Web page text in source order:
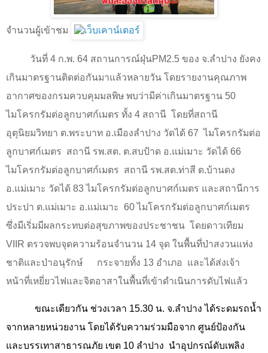
จำนวนผู้เข้าชม
วันที่ 4 ก.พ. 64 สถานการณ์ฝุ่นPM2.5 ของ จ.ลำปาง ยังคง
เกินมาตรฐานติดต่อกันมาแล้วหลายวัน โดยรายงานคุณภาพ
อากาศของกรมควบคุมมลพิษ พบว่ามีค่าเกินมาตรฐาน 50
ไมโครกรัมต่อลูกบาศก์เมตร ทั้ง 4 สถานี โดยที่สถานี
อุตุนิยมวิทยา ต.พระบาท อ.เมืองลำปาง วัดได้ 67 ไมโครกรัมต่อ
ลูกบาศก์เมตร สถานี รพ.สต. ต.สบป้าด อ.แม่เมาะ วัดได้ 66
ไมโครกรัมต่อลูกบาศก์เมตร สถานี รพ.สต.ท่าสี ต.บ้านดง
อ.แม่เมาะ วัดได้ 83ไมโครกรัมต่อลูกบาศก์เมตร และสถานีการ
ประปา ต.แม่เมาะ อ.แม่เมาะ 60ไมโครกรัมต่อลูกบาศก์เมตร
ซึ่งมีเริ่มมีผลกระทบต่อสุขภาพของประชาชน โดยดาวเทียม
VIIR ตรวจพบจุดความร้อนจำนวน 14 จุด ในพื้นที่ป่าสงวนแห่ง
ชาติและป่าอนุรักษ์
กระจายทั้ง 13 อำเภอ
และได้ส่งเจ้า
หน้าที่เหยี่ยวไฟและจิตอาสาในพื้นที่เข้าดำเนินการดับไฟแล้ว
ขณะเดียวกัน ช่วงเวลา 15.30 น. จ.ลำปาง ได้ระดมรถน้ำ
จากหลายหน่วยงาน โดยได้รับความร่วมมือจาก ศูนย์ป้องกัน
และบรรเทาสาธารณภัย เขต 10 ลำปาง นำอุปกรณ์ดับเพลิง